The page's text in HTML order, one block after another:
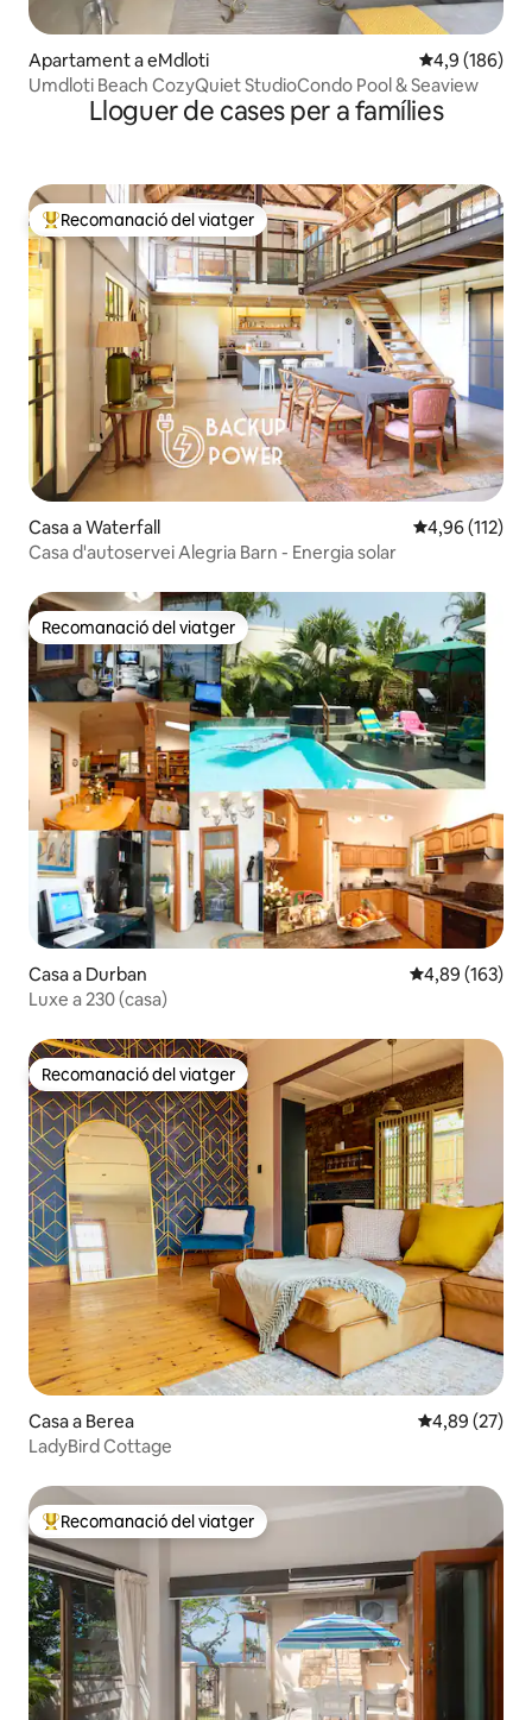
Apartament a eMdloti 4,9 de
4,9 (186)
Umdloti Beach CozyQuiet StudioCondo Pool & Seaview
Lloguer de cases per a famílies
Principals recomanacions dels viatgers
Recomanació del viatger
Casa a Waterfall 4,96 de
4,96 (112)
Casa d'autoservei Alegria Barn - Energia solar
Recomanació del viatger
Recomanació del viatger
Casa a Durban 4,89 de
4,89 (163)
Luxe a 230 (casa)
Recomanació del viatger
Recomanació del viatger
Casa a Berea 4,89 de
4,89 (27)
LadyBird Cottage
Principals recomanacions dels viatgers
Recomanació del viatger